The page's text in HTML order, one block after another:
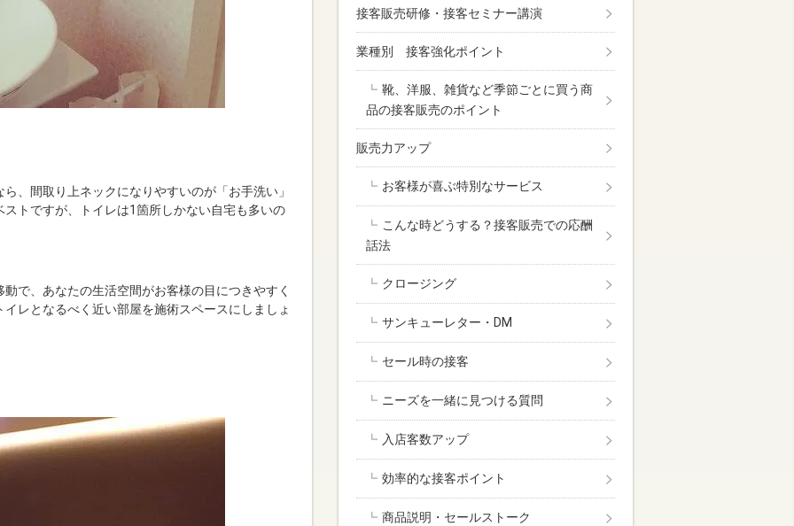
、間取り上ネックになりやすいのが「お手洗い」
トですが、トイレは1箇所しかない自宅も多いの
で、あなたの生活空間がお客様の目につきやすく
レとなるべく近い部屋を施術スペースにしましょ
接客販売研修・接客セミナー講演
業種別 接客強化ポイント
靴、洋服、雑貨など季節ごとに買う商
品の接客販売のポイント
販売力アップ
お客様が喜ぶ特別なサービス
こんな時どうする？接客販売での応酬
話法
クロージング
サンキューレター・DM
セール時の接客
ニーズを一緒に見つける質問
入店客数アップ
効率的な接客ポイント
商品説明・セールストーク